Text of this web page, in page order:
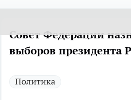
Совет Федерации
выборов президента
Политика